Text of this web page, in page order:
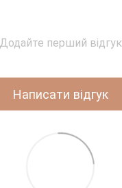
Додайте перший відгук
Написати відгук